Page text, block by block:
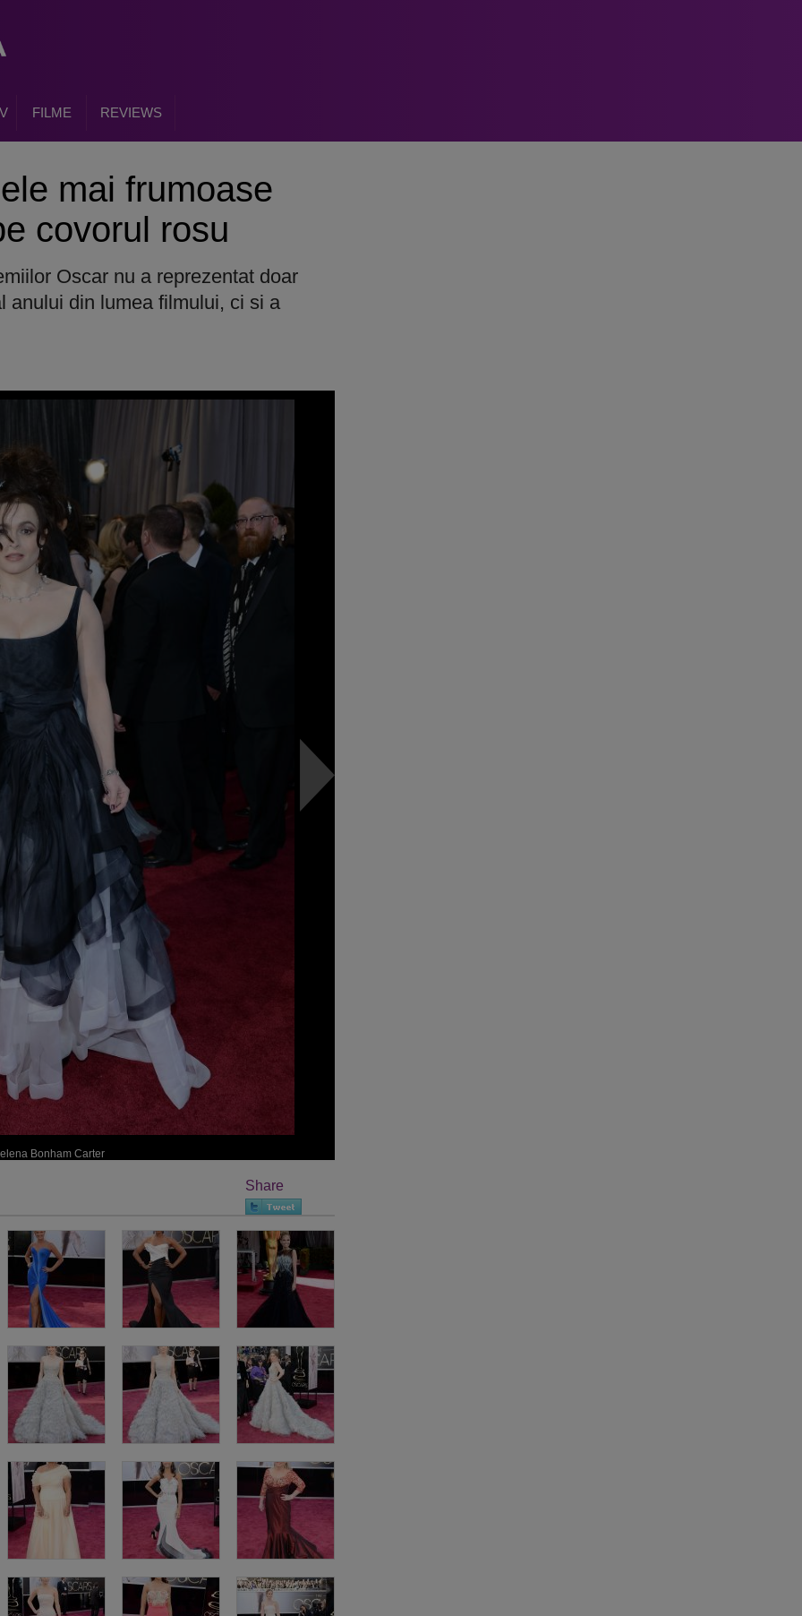
FILME REVIEWS
mai frumoase
covorul rosu
Oscar nu a reprezentat doar
anului din lumea filmului, ci si a
Bonham Carter
Share